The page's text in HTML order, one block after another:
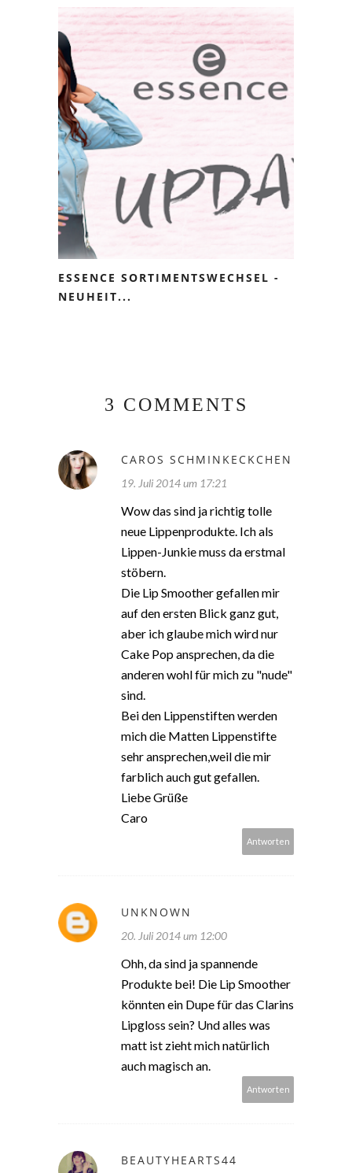
ESSENCE SORTIMENTSWECHSEL -
NEUHEIT...
3 COMMENTS
CAROS SCHMINKECKCHEN
19. Juli 2014 um 17:21
Wow das sind ja richtig tolle
neue Lippenprodukte. Ich als
Lippen-Junkie muss da erstmal
stöbern.
Die Lip Smoother gefallen mir
auf den ersten Blick ganz gut,
aber ich glaube mich wird nur
Cake Pop ansprechen, da die
anderen wohl für mich zu "nude"
sind.
Bei den Lippenstiften werden
mich die Matten Lippenstifte
sehr ansprechen,weil die mir
farblich auch gut gefallen.
Liebe Grüße
Caro
Antworten
UNKNOWN
20. Juli 2014 um 12:00
Ohh, da sind ja spannende
Produkte bei! Die Lip Smoother
könnten ein Dupe für das Clarins
Lipgloss sein? Und alles was
matt ist zieht mich natürlich
auch magisch an.
Antworten
BEAUTYHEARTS44